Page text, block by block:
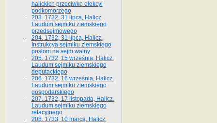
halickich przeciwko elekcyi
podkomorzego
203. 1732, 31 lipca, Halicz.
Laudum sejmiku ziemskiego
przedsejmowego
204. 1732, 31 lipca, Halicz.
Instrukcya sejmiku ziemskiego
posłom na sejm walny
205. 1732, 15 września, Halicz.
Laudum sejmiku ziemskiego
deputackiego
206. 1732, 16 września, Halicz.
Laudum sejmiku ziemskiego
gospodarskiego
207. 1732, 17 listopada, Halicz.
Laudum sejmiku ziemskiego
relacyjnego
208. 1733, 10 marca, Halicz.